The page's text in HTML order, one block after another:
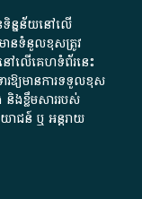
ទិន្នន័យនៅលើ
ានទំនួលខុសត្រូវ
ៅលើគេហទំព័រនេះ
រ​ឱ្យមានការទទួលខុស​
និងខ្លឹមសាររបស់
ោជន៍ ឬ អន្តរាយ